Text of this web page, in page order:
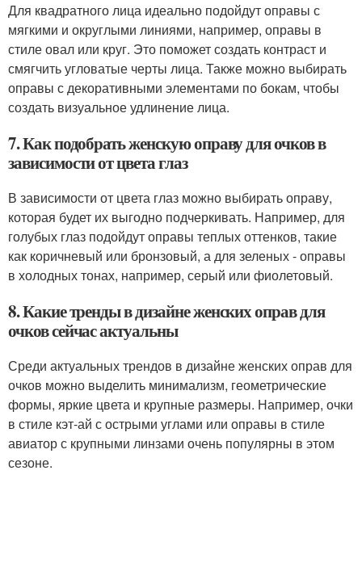
Для квадратного лица идеально подойдут оправы с
мягкими и округлыми линиями, например, оправы в
стиле овал или круг. Это поможет создать контраст и
смягчить угловатые черты лица. Также можно выбирать
оправы с декоративными элементами по бокам, чтобы
создать визуальное удлинение лица.
7. Как подобрать женскую оправу для очков в
зависимости от цвета глаз
В зависимости от цвета глаз можно выбирать оправу,
которая будет их выгодно подчеркивать. Например, для
голубых глаз подойдут оправы теплых оттенков, такие
как коричневый или бронзовый, а для зеленых - оправы
в холодных тонах, например, серый или фиолетовый.
8. Какие тренды в дизайне женских оправ для
очков сейчас актуальны
Среди актуальных трендов в дизайне женских оправ для
очков можно выделить минимализм, геометрические
формы, яркие цвета и крупные размеры. Например, очки
в стиле кэт-ай с острыми углами или оправы в стиле
авиатор с крупными линзами очень популярны в этом
сезоне.